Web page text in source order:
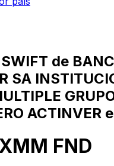
de
SA
ACTINVER
FND